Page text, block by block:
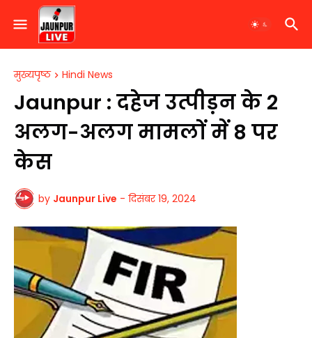
मुख्यपृष्ठ Hindi News
​Jaunpur : दहेज उत्पीड़न के 2
अलग-अलग मामलों में 8 पर
केस
by Jaunpur Live - दिसंबर 19, 2024